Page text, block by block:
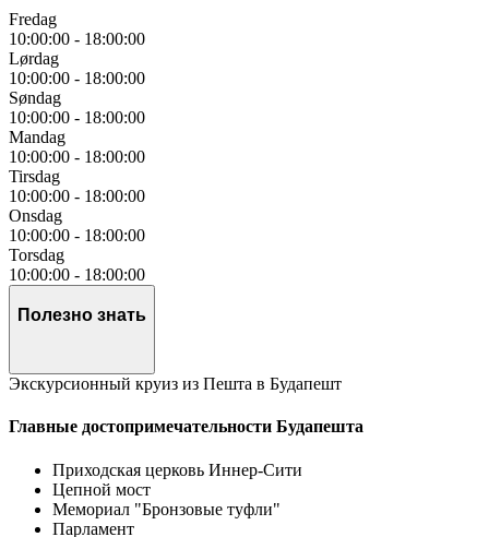
Fredag
10:00:00 - 18:00:00
Lørdag
10:00:00 - 18:00:00
Søndag
10:00:00 - 18:00:00
Mandag
10:00:00 - 18:00:00
Tirsdag
10:00:00 - 18:00:00
Onsdag
10:00:00 - 18:00:00
Torsdag
10:00:00 - 18:00:00
Полезно знать
Экскурсионный круиз из Пешта в Будапешт
Главные достопримечательности Будапешта
Приходская церковь Иннер-Сити
Цепной мост
Мемориал "Бронзовые туфли"
Парламент